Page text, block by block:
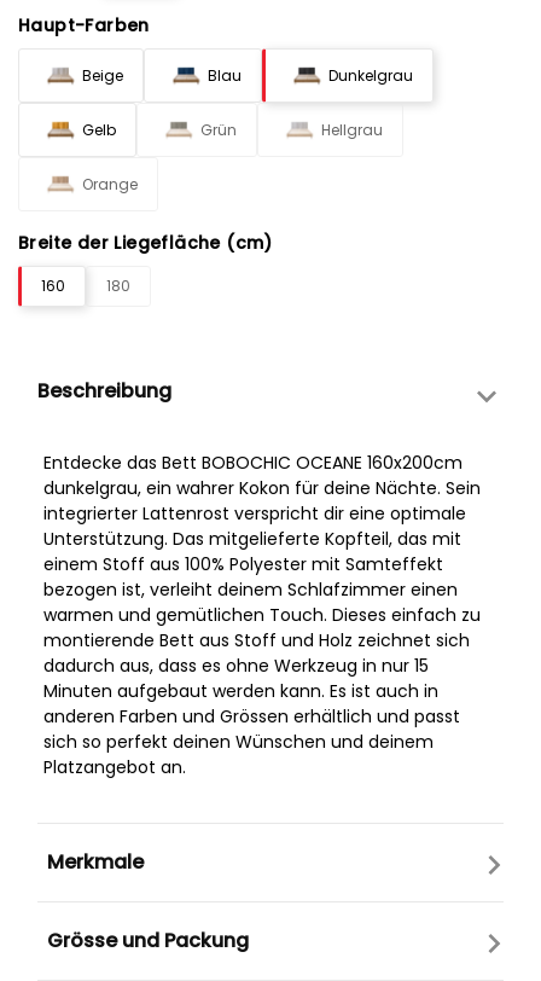
Haupt-Farben
Beige Blau Dunkelgrau
Gelb Grün Hellgrau
Orange
Breite der Liegefläche (cm)
160 180
Beschreibung
Entdecke das Bett BOBOCHIC OCEANE 160x200cm
dunkelgrau, ein wahrer Kokon für deine Nächte. Sein
integrierter Lattenrost verspricht dir eine optimale
Unterstützung. Das mitgelieferte Kopfteil, das mit
einem Stoff aus 100% Polyester mit Samteffekt
bezogen ist, verleiht deinem Schlafzimmer einen
warmen und gemütlichen Touch. Dieses einfach zu
montierende Bett aus Stoff und Holz zeichnet sich
dadurch aus, dass es ohne Werkzeug in nur 15
Minuten aufgebaut werden kann. Es ist auch in
anderen Farben und Grössen erhältlich und passt
sich so perfekt deinen Wünschen und deinem
Platzangebot an.
Merkmale
Grösse und Packung